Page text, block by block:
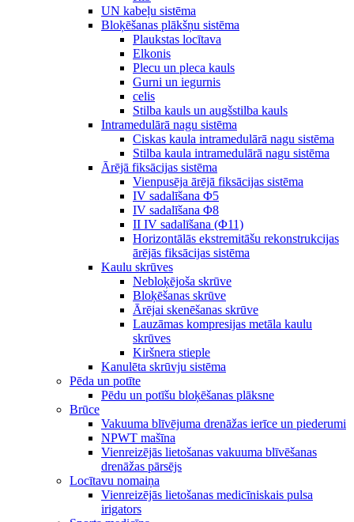
UN kabeļu sistēma
Bloķēšanas plākšņu sistēma
Plaukstas locītava
Elkonis
Plecu un pleca kauls
Gurni un iegurnis
celis
Stilba kauls un augšstilba kauls
Intramedulārā nagu sistēma
Ciskas kaula intramedulārā nagu sistēma
Stilba kaula intramedulārā nagu sistēma
Ārējā fiksācijas sistēma
Vienpusēja ārējā fiksācijas sistēma
IV sadalīšana Φ5
IV sadalīšana Φ8
II IV sadalīšana (Φ11)
Horizontālās ekstremitāšu rekonstrukcijas
ārējās fiksācijas sistēma
Kaulu skrūves
Nebloķējoša skrūve
Bloķēšanas skrūve
Ārējai skenēšanas skrūve
Lauzāmas kompresijas metāla kaulu
skrūves
Kiršnera stieple
Kanulēta skrūvju sistēma
Pēda un potīte
Pēdu un potīšu bloķēšanas plāksne
Brūce
Vakuuma blīvējuma drenāžas ierīce un piederumi
NPWT mašīna
Vienreizējās lietošanas vakuuma blīvēšanas
drenāžas pārsējs
Locītavu nomaiņa
Vienreizējās lietošanas medicīniskais pulsa
irigators